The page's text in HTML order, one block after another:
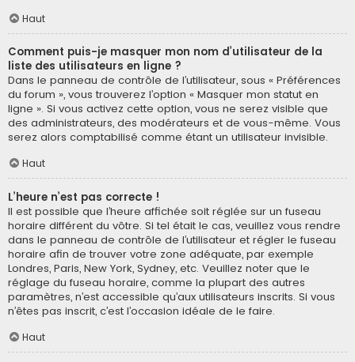
Haut
Comment puis-je masquer mon nom d’utilisateur de la
liste des utilisateurs en ligne ?
Dans le panneau de contrôle de l’utilisateur, sous « Préférences
du forum », vous trouverez l’option « Masquer mon statut en
ligne ». Si vous activez cette option, vous ne serez visible que
des administrateurs, des modérateurs et de vous-même. Vous
serez alors comptabilisé comme étant un utilisateur invisible.
Haut
L’heure n’est pas correcte !
Il est possible que l’heure affichée soit réglée sur un fuseau
horaire différent du vôtre. Si tel était le cas, veuillez vous rendre
dans le panneau de contrôle de l’utilisateur et régler le fuseau
horaire afin de trouver votre zone adéquate, par exemple
Londres, Paris, New York, Sydney, etc. Veuillez noter que le
réglage du fuseau horaire, comme la plupart des autres
paramètres, n’est accessible qu’aux utilisateurs inscrits. Si vous
n’êtes pas inscrit, c’est l’occasion idéale de le faire.
Haut